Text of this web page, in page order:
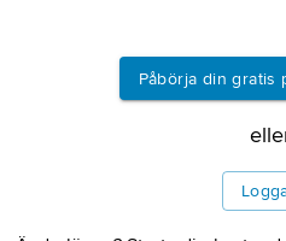
Påbörja din gratis